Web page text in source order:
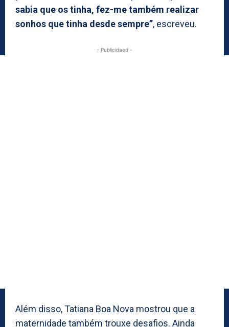
sabia que os tinha, fez-me também realizar
sonhos que tinha desde sempre”, escreveu.
- Publicidaed -
Além disso, Tatiana Boa Nova mostrou que a
maternidade também trouxe desafios. Ainda